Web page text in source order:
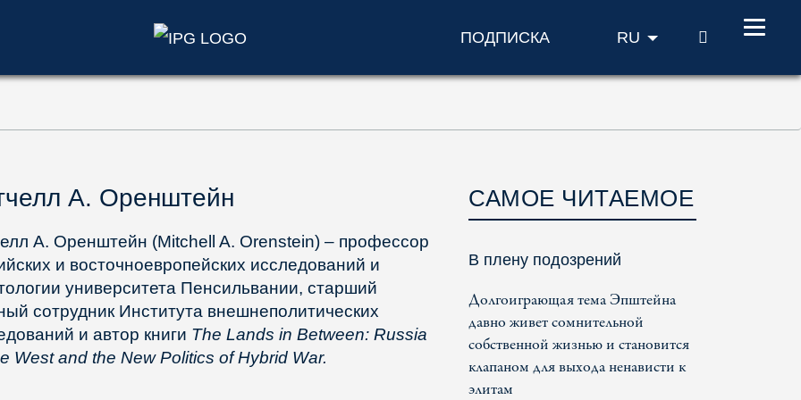
ПОДПИСКА RU ПОИСК
А. Оренштейн
А. Оренштейн (Mitchell A. Orenstein) – профессор
и восточноевропейских исследований и
университета Пенсильвании, старший
сотрудник Института внешнеполитических
и автор книги The Lands in Between: Russia
West and the New Politics of Hybrid War.
САМОЕ ЧИТАЕМОЕ
В плену подозрений
Долгоиграющая тема Эпштейна
давно живет сомнительной
собственной жизнью и становится
клапаном для выхода ненависти к
элитам